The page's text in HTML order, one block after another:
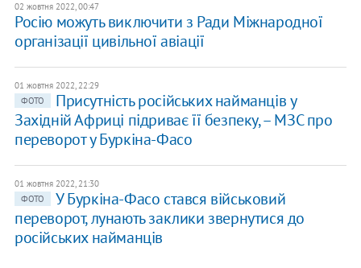
02 жовтня 2022, 00:47
Росію можуть виключити з Ради Міжнародної
організації цивільної авіації
01 жовтня 2022, 22:29
ФОТО
Присутність російських найманців у
Західній Африці підриває її безпеку, – МЗС про
переворот у Буркіна-Фасо
01 жовтня 2022, 21:30
ФОТО
У Буркіна-Фасо стався військовий
переворот, лунають заклики звернутися до
російських найманців